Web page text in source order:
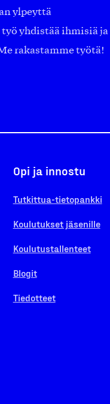
ylpeyttä
yhdistää ihmisiä ja
rakastamme työtä!
Opi ja innostu
Tutkittua-tietopankki
Koulutukset jäsenille
Koulutustallenteet
Blogit
Tiedotteet